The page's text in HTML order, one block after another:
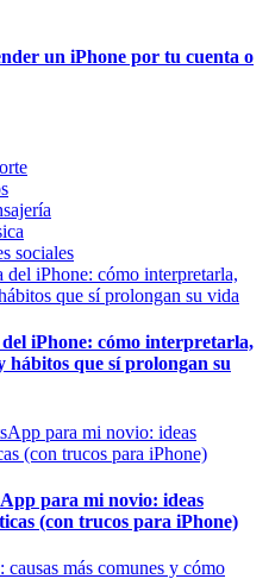
un iPhone por tu cuenta o
sociales
iPhone: cómo interpretarla,
hábitos que sí prolongan su
para mi novio: ideas
(con trucos para iPhone)